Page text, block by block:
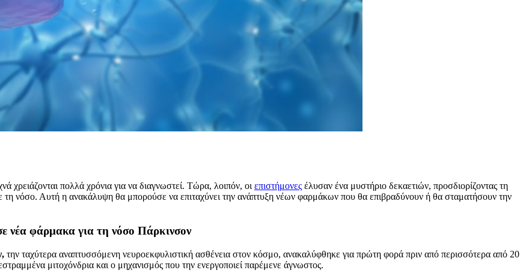
χρειάζονται πολλά χρόνια για να διαγνωστεί. Τώρα, λοιπόν, οι επιστήμονες έλυσαν ένα μυστήριο δεκαετιών, προσδιορίζοντας τη
νόσο. Αυτή η ανακάλυψη θα μπορούσε να επιταχύνει την ανάπτυξη νέων φαρμάκων που θα επιβραδύνουν ή θα σταματήσουν την
νέα φάρμακα για τη νόσο Πάρκινσον
την ταχύτερα αναπτυσσόμενη νευροεκφυλιστική ασθένεια στον κόσμο, ανακαλύφθηκε για πρώτη φορά πριν από περισσότερα από 20
μιτοχόνδρια και ο μηχανισμός που την ενεργοποιεί παρέμενε άγνωστος.